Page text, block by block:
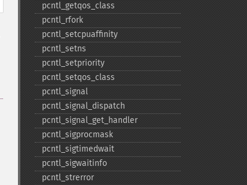
pcntl_​getqos_​class
pcntl_​rfork
pcntl_​setcpuaffinity
pcntl_​setns
pcntl_​setpriority
pcntl_​setqos_​class
pcntl_​signal
pcntl_​signal_​dispatch
pcntl_​signal_​get_​handler
pcntl_​sigprocmask
pcntl_​sigtimedwait
pcntl_​sigwaitinfo
pcntl_​strerror